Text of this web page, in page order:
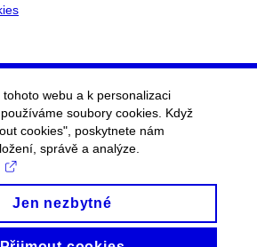
webu a k personalizaci
soubory cookies. Když
cookies", poskytnete nám
správě a analýze.
Jen nezbytné